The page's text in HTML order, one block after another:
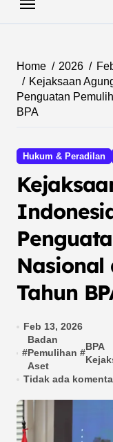
Home 2026
Kejaksaan
Penguatan
BPA
Hukum & Peradilan
Nasional
Tahun
Feb 13, 2026
#
Badan
Pemulihan
Aset
#
BPA
Tidak ada